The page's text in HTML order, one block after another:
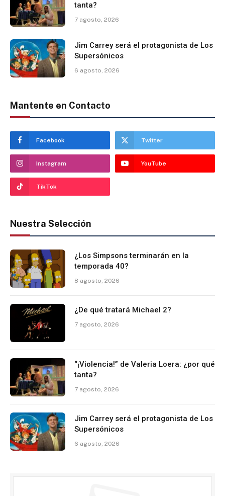
tanta?
7 agosto, 2026
Jim Carrey será el protagonista de Los
Supersónicos
6 agosto, 2026
Mantente en Contacto
Facebook Twitter
Instagram YouTube
TikTok
Nuestra Selección
¿Los Simpsons terminarán en la
temporada 40?
8 agosto, 2026
¿De qué tratará Michael 2?
7 agosto, 2026
“¡Violencia!” de Valeria Loera: ¿por qué
tanta?
7 agosto, 2026
Jim Carrey será el protagonista de Los
Supersónicos
6 agosto, 2026